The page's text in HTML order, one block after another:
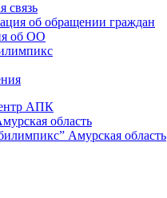
связь
об обращении граждан
об ОО
АПК
область
Амурская область